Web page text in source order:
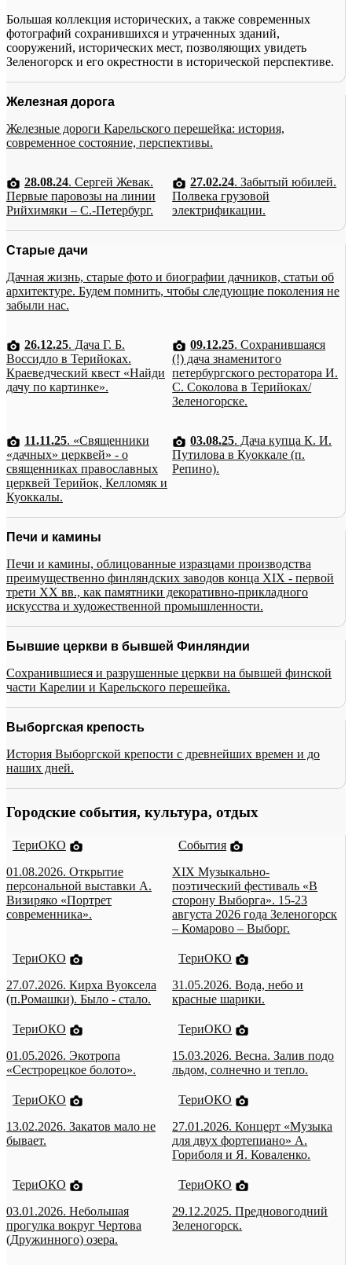
Большая коллекция исторических, а также современных
фотографий сохранившихся и утраченных зданий,
сооружений, исторических мест, позволяющих увидеть
Зеленогорск и его окрестности в исторической перспективе.
Железная дорога
Железные дороги Карельского перешейка: история,
современное состояние, перспективы.
28.08.24. Сергей Жевак.
Первые паровозы на линии
Рийхимяки – С.-Петербург.
27.02.24. Забытый юбилей.
Полвека грузовой
электрификации.
Старые дачи
Дачная жизнь, старые фото и биографии дачников, статьи об
архитектуре. Будем помнить, чтобы следующие поколения не
забыли нас.
26.12.25. Дача Г. Б.
Воссидло в Терийоках.
Краеведческий квест «Найди
дачу по картинке».
09.12.25. Сохранившаяся
(!) дача знаменитого
петербургского ресторатора И.
С. Соколова в Терийоках/
Зеленогорске.
11.11.25. «Священники
«дачных» церквей» - о
священниках православных
церквей Терийок, Келломяк и
Куоккалы.
03.08.25. Дача купца К. И.
Путилова в Куоккале (п.
Репино).
Печи и камины
Печи и камины, облицованные изразцами производства
преимущественно финляндских заводов конца XIX - первой
трети XX вв., как памятники декоративно-прикладного
искусства и художественной промышленности.
Бывшие церкви в бывшей Финляндии
Сохранившиеся и разрушенные церкви на бывшей финской
части Карелии и Карельского перешейка.
Выборгская крепость
История Выборгской крепости с древнейших времен и до
наших дней.
Городские события, культура, отдых
ТериОКО
01.08.2026. Открытие
персональной выставки А.
Визиряко «Портрет
современника».
События
XIX Музыкально-
поэтический фестиваль «В
сторону Выборга». 15-23
августа 2026 года Зеленогорск
– Комарово – Выборг.
ТериОКО
27.07.2026. Кирха Вуоксела
(п.Ромашки). Было - стало.
ТериОКО
31.05.2026. Вода, небо и
красные шарики.
ТериОКО
01.05.2026. Экотропа
«Сестрорецкое болото».
ТериОКО
15.03.2026. Весна. Залив подо
льдом, солнечно и тепло.
ТериОКО
13.02.2026. Закатов мало не
бывает.
ТериОКО
27.01.2026. Концерт «Музыка
для двух фортепиано» А.
Гориболя и Я. Коваленко.
ТериОКО
03.01.2026. Небольшая
прогулка вокруг Чертова
(Дружинного) озера.
ТериОКО
29.12.2025. Предновогодний
Зеленогорск.